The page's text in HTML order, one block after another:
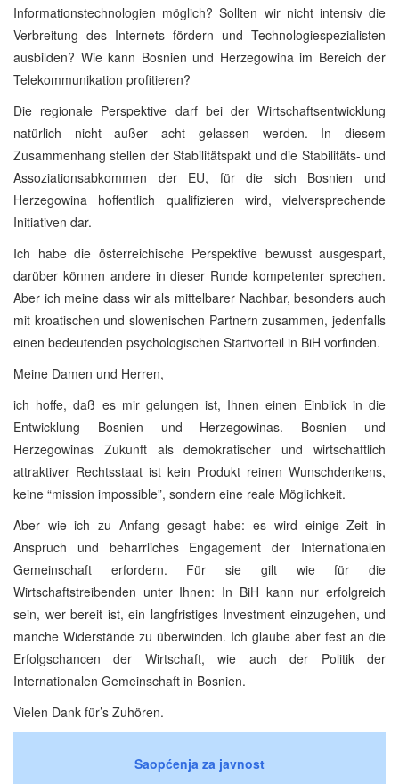
Informationstechnologien möglich? Sollten wir nicht intensiv die
Verbreitung des Internets fördern und Technologiespezialisten
ausbilden? Wie kann Bosnien und Herzegowina im Bereich der
Telekommunikation profitieren?
Die regionale Perspektive darf bei der Wirtschaftsentwicklung
natürlich nicht außer acht gelassen werden. In diesem
Zusammenhang stellen der Stabilitätspakt und die Stabilitäts- und
Assoziationsabkommen der EU, für die sich Bosnien und
Herzegowina hoffentlich qualifizieren wird, vielversprechende
Initiativen dar.
Ich habe die österreichische Perspektive bewusst ausgespart,
darüber können andere in dieser Runde kompetenter sprechen.
Aber ich meine dass wir als mittelbarer Nachbar, besonders auch
mit kroatischen und slowenischen Partnern zusammen, jedenfalls
einen bedeutenden psychologischen Startvorteil in BiH vorfinden.
Meine Damen und Herren,
ich hoffe, daß es mir gelungen ist, Ihnen einen Einblick in die
Entwicklung Bosnien und Herzegowinas. Bosnien und
Herzegowinas Zukunft als demokratischer und wirtschaftlich
attraktiver Rechtsstaat ist kein Produkt reinen Wunschdenkens,
keine “mission impossible”, sondern eine reale Möglichkeit.
Aber wie ich zu Anfang gesagt habe: es wird einige Zeit in
Anspruch und beharrliches Engagement der Internationalen
Gemeinschaft erfordern. Für sie gilt wie für die
Wirtschaftstreibenden unter Ihnen: In BiH kann nur erfolgreich
sein, wer bereit ist, ein langfristiges Investment einzugehen, und
manche Widerstände zu überwinden. Ich glaube aber fest an die
Erfolgschancen der Wirtschaft, wie auch der Politik der
Internationalen Gemeinschaft in Bosnien.
Vielen Dank für’s Zuhören.
Saopćenja za javnost